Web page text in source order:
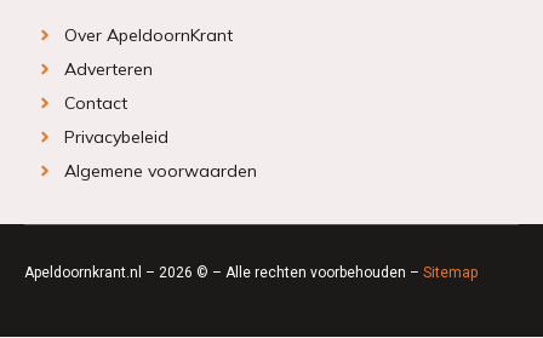
Over ApeldoornKrant
Adverteren
Contact
Privacybeleid
Algemene voorwaarden
Apeldoornkrant.nl – 2026 © – Alle rechten voorbehouden – Sitemap